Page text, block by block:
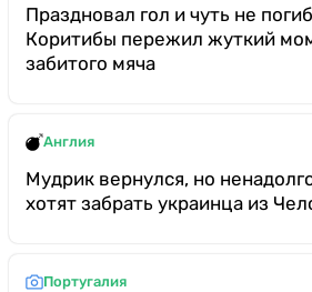
Праздновал гол и чуть не
Коритибы пережил жуткий
забитого мяча
Англия
Мудрик вернулся, но
хотят забрать украинца из
Португалия